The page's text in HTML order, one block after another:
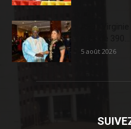
5 août 2026